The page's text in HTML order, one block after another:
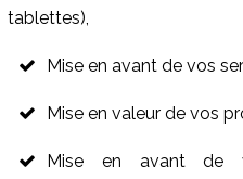
tablettes),
Mise en avant de vos
Mise en valeur de vos
Mise en avant de